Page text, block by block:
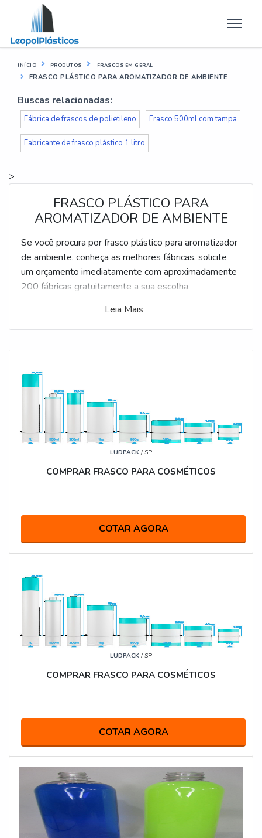
INÍCIO PRODUTOS FRASCOS EM GERAL
FRASCO PLÁSTICO PARA AROMATIZADOR DE AMBIENTE
Buscas relacionadas:
Fábrica de frascos de polietileno Frasco 500ml com tampa
Fabricante de frasco plástico 1 litro
>
FRASCO PLÁSTICO PARA
AROMATIZADOR DE AMBIENTE
Se você procura por frasco plástico para aromatizador
de ambiente, conheça as melhores fábricas, solicite
um orçamento imediatamente com aproximadamente
200 fábricas gratuitamente a sua escolha
Leia Mais
LUDPACK / SP
COMPRAR FRASCO PARA COSMÉTICOS
COTAR AGORA
LUDPACK / SP
COMPRAR FRASCO PARA COSMÉTICOS
COTAR AGORA